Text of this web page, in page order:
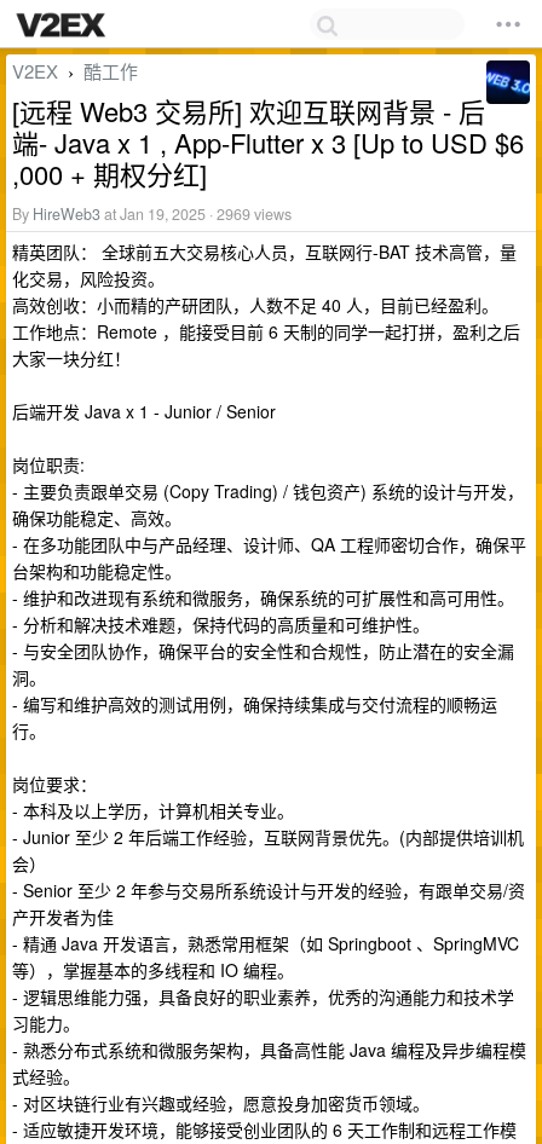
V2EX › 酷工作
[远程 Web3 交易所] 欢迎互联网背景 - 后
端- Java x 1 , App-Flutter x 3 [Up to USD $6
,000 + 期权分红]
By HireWeb3at Jan 19, 2025 · 2969 views
精英团队： 全球前五大交易核心人员，互联网行-BAT 技术高管，量
化交易，风险投资。
高效创收：小而精的产研团队，人数不足 40 人，目前已经盈利。
工作地点：Remote ，能接受目前 6 天制的同学一起打拼，盈利之后
大家一块分红！
后端开发 Java x 1 - Junior / Senior
岗位职责:
- 主要负责跟单交易 (Copy Trading) / 钱包资产) 系统的设计与开发，
确保功能稳定、高效。
- 在多功能团队中与产品经理、设计师、QA 工程师密切合作，确保平
台架构和功能稳定性。
- 维护和改进现有系统和微服务，确保系统的可扩展性和高可用性。
- 分析和解决技术难题，保持代码的高质量和可维护性。
- 与安全团队协作，确保平台的安全性和合规性，防止潜在的安全漏
洞。
- 编写和维护高效的测试用例，确保持续集成与交付流程的顺畅运
行。
岗位要求：
- 本科及以上学历，计算机相关专业。
- Junior 至少 2 年后端工作经验，互联网背景优先。(内部提供培训机
会）
- Senior 至少 2 年参与交易所系统设计与开发的经验，有跟单交易/资
产开发者为佳
- 精通 Java 开发语言，熟悉常用框架（如 Springboot 、SpringMVC
等），掌握基本的多线程和 IO 编程。
- 逻辑思维能力强，具备良好的职业素养，优秀的沟通能力和技术学
习能力。
- 熟悉分布式系统和微服务架构，具备高性能 Java 编程及异步编程模
式经验。
- 对区块链行业有兴趣或经验，愿意投身加密货币领域。
- 适应敏捷开发环境，能够接受创业团队的 6 天工作制和远程工作模